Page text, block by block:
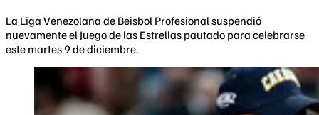
La Liga Venezolana de Beisbol Profesional suspendió
nuevamente el Juego de las Estrellas pautado para celebrarse
este martes 9 de diciembre.